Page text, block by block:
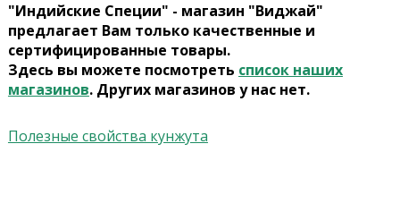
"Индийские Специи" - магазин "Виджай"
предлагает Вам только качественные и
сертифицированные товары.
Здесь вы можете посмотреть список наших
магазинов. Других магазинов у нас нет.
Полезные свойства кунжута